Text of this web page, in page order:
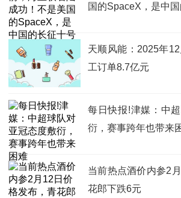
国的SpaceX，是中
天顺风能：2025年
工订单8.7亿元
每日快报!津媒：中
衍，赛事跨年也带来
当前热点酒价内参2
花郎下跌6元